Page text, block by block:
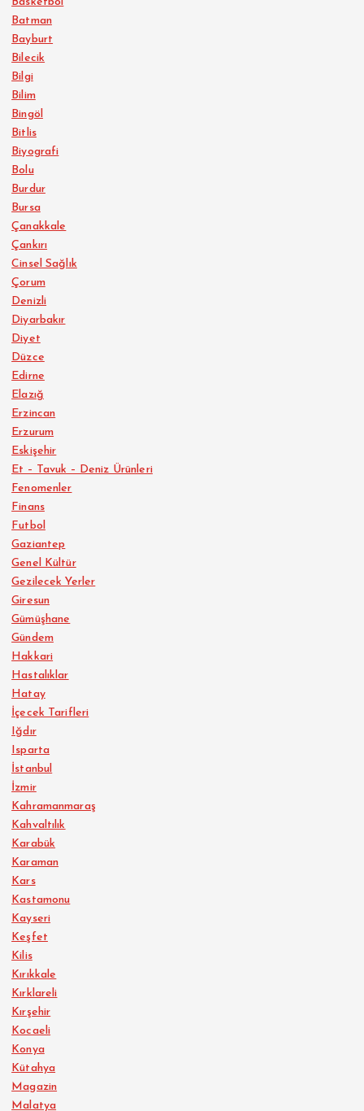
Batman
Bayburt
Bilecik
Bilgi
Bilim
Bingöl
Bitlis
Biyografi
Bolu
Burdur
Bursa
Çanakkale
Çankırı
Cinsel Sağlık
Çorum
Denizli
Diyarbakır
Diyet
Düzce
Edirne
Elazığ
Erzincan
Erzurum
Eskişehir
Et – Tavuk – Deniz Ürünleri
Fenomenler
Finans
Futbol
Gaziantep
Genel Kültür
Gezilecek Yerler
Giresun
Gümüşhane
Gündem
Hakkari
Hastalıklar
Hatay
İçecek Tarifleri
Iğdır
Isparta
İstanbul
İzmir
Kahramanmaraş
Kahvaltılık
Karabük
Karaman
Kars
Kastamonu
Kayseri
Keşfet
Kilis
Kırıkkale
Kırklareli
Kırşehir
Kocaeli
Konya
Kütahya
Magazin
Malatya